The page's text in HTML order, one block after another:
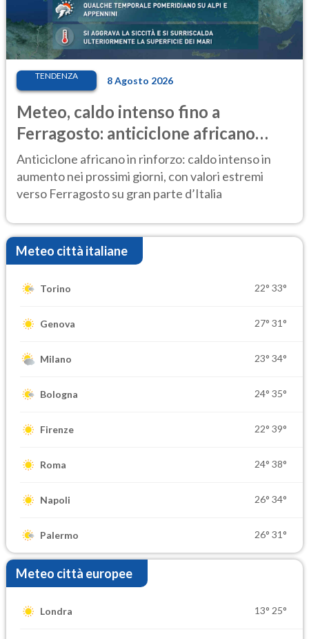
TENDENZA 8 Agosto 2026
Meteo, caldo intenso fino a
Ferragosto: anticiclone africano
ancora protagonista
Anticiclone africano in rinforzo: caldo intenso in
aumento nei prossimi giorni, con valori estremi
verso Ferragosto su gran parte d’Italia
Meteo città italiane
Torino 22° 33°
Genova 27° 31°
Milano 23° 34°
Bologna 24° 35°
Firenze 22° 39°
Roma 24° 38°
Napoli 26° 34°
Palermo 26° 31°
Meteo città europee
Londra 13° 25°